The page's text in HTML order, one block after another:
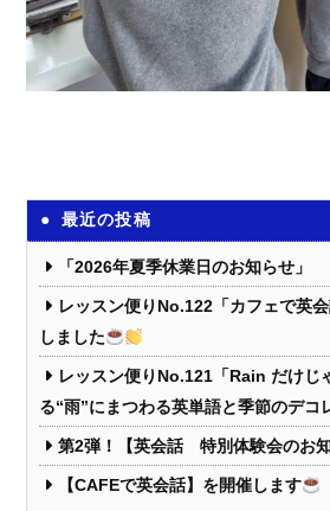
最近の投稿
「2026年夏季休業日のお知らせ」
レッスン便りNo.122「カフェで英
しました
レッスン便りNo.121「Rain だけじ
る“雨”にまつわる英単語と季節のデコ
第2弾！【英会話 特別体験会のお知
【CAFEで英会話】を開催します